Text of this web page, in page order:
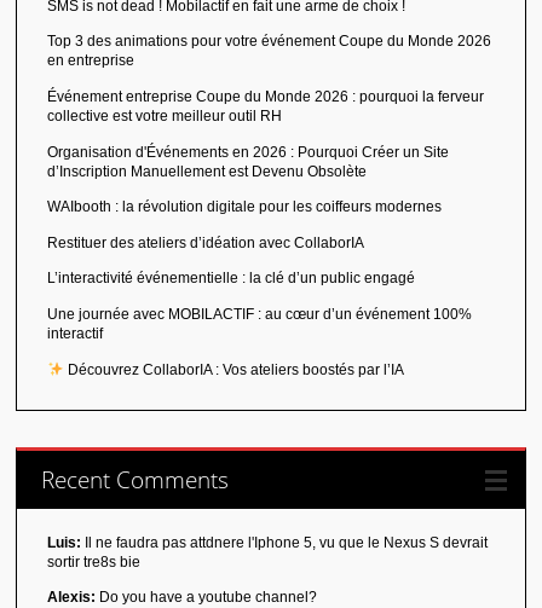
SMS is not dead ! Mobilactif en fait une arme de choix !
Top 3 des animations pour votre événement Coupe du Monde 2026
en entreprise
Événement entreprise Coupe du Monde 2026 : pourquoi la ferveur
collective est votre meilleur outil RH
Organisation d'Événements en 2026 : Pourquoi Créer un Site
d’Inscription Manuellement est Devenu Obsolète
WAIbooth : la révolution digitale pour les coiffeurs modernes
Restituer des ateliers d’idéation avec CollaborIA
L’interactivité événementielle : la clé d’un public engagé
Une journée avec MOBILACTIF : au cœur d’un événement 100%
interactif
Découvrez CollaborIA : Vos ateliers boostés par l’IA
Recent Comments
Luis: Il ne faudra pas attdnere l'Iphone 5, vu que le Nexus S devrait
sortir tre8s bie
Alexis: Do you have a youtube channel?